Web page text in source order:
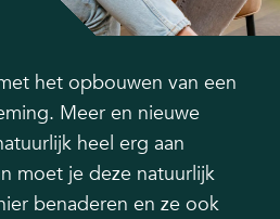
het opbouwen van een
Meer en nieuwe
heel erg aan
moet je deze natuurlijk
benaderen en ze ook